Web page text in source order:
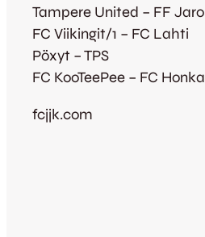
Tampere United – FF Jaro
FC Viikingit/1 – FC Lahti
Pöxyt – TPS
FC KooTeePee – FC Honka
fcjjk.com